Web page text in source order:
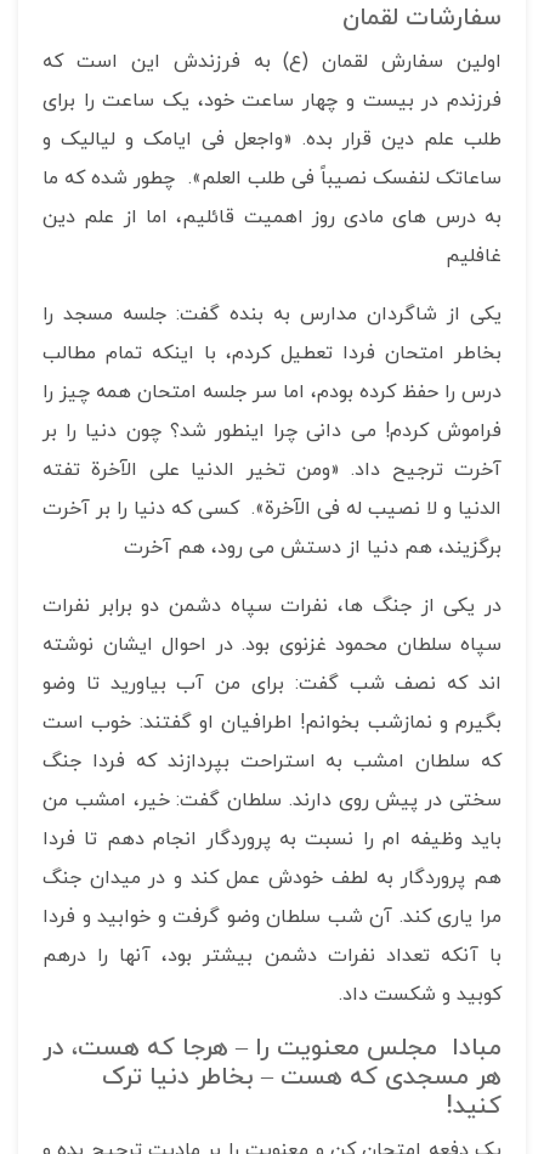
سفارشات لقمان
اولین سفارش لقمان (ع) به فرزندش این است که
فرزندم در بیست و چهار ساعت خود، یک ساعت را برای
طلب علم دین قرار بده. «واجعل فی ایامک و لیالیک و
ساعاتک لنفسک نصیباً فی طلب العلم». چطور شده که ما
به درس های مادی روز اهمیت قائلیم، اما از علم دین
غافلیم
یکی از شاگردان مدارس به بنده گفت: جلسه مسجد را
بخاطر امتحان فردا تعطیل کردم، با اینکه تمام مطالب
درس را حفظ کرده بودم، اما سر جلسه امتحان همه چیز را
فراموش کردم! می دانی چرا اینطور شد؟ چون دنیا را بر
آخرت ترجیح داد. «ومن تخیر الدنیا علی الآخرة تفته
الدنیا و لا نصیب له فی الآخرة». کسی که دنیا را بر آخرت
برگزیند، هم دنیا از دستش می رود، هم آخرت
در یکی از جنگ ها، نفرات سپاه دشمن دو برابر نفرات
سپاه سلطان محمود غزنوی بود. در احوال ایشان نوشته
اند که نصف شب گفت: برای من آب بیاورید تا وضو
بگیرم و نمازشب بخوانم! اطرافیان او گفتند: خوب است
که سلطان امشب به استراحت بپردازند که فردا جنگ
سختی در پیش روی دارند. سلطان گفت: خیر، امشب من
باید وظیفه ام را نسبت به پروردگار انجام دهم تا فردا
هم پروردگار به لطف خودش عمل کند و در میدان جنگ
مرا یاری کند. آن شب سلطان وضو گرفت و خوابید و فردا
با آنکه تعداد نفرات دشمن بیشتر بود، آنها را درهم
کوبید و شکست داد.
مبادا مجلس معنویت را – هرجا که هست، در
هر مسجدی که هست – بخاطر دنیا ترک
کنید!